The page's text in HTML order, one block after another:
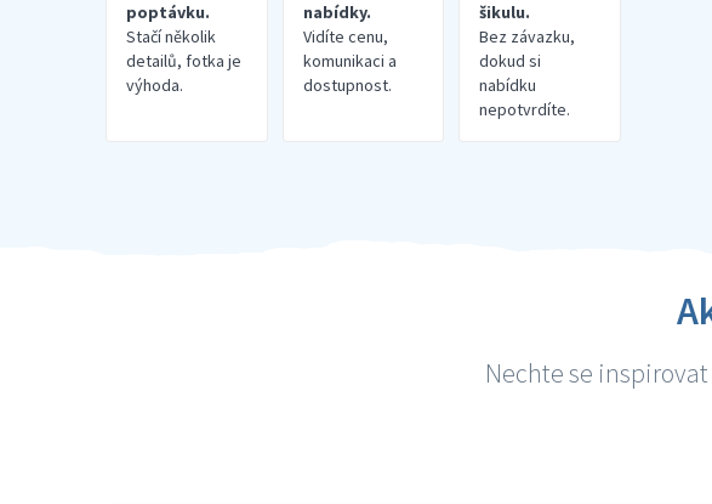
poptávku.
Stačí několik
detailů, fotka je
výhoda.
nabídky.
Vidíte cenu,
komunikaci a
dostupnost.
šikulu.
Bez závazku,
dokud si
nabídku
nepotvrdíte.
Nechte se